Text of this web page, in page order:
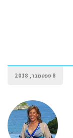
8 ספטמבר, 2018